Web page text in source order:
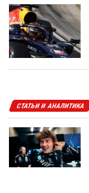
СТАТЬИ И АНАЛИТИКА